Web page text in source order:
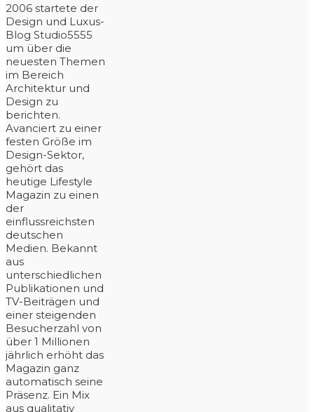
2006 startete der
Design und Luxus-
Blog Studio5555
um über die
neuesten Themen
im Bereich
Architektur und
Design zu
berichten.
Avanciert zu einer
festen Größe im
Design-Sektor,
gehört das
heutige Lifestyle
Magazin zu einen
der
einflussreichsten
deutschen
Medien. Bekannt
aus
unterschiedlichen
Publikationen und
TV-Beiträgen und
einer steigenden
Besucherzahl von
über 1 Millionen
jährlich erhöht das
Magazin ganz
automatisch seine
Präsenz. Ein Mix
aus qualitativ